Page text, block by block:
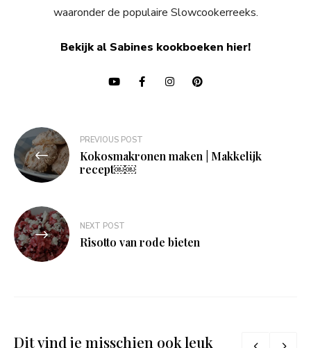
waaronder de populaire Slowcookerreeks.
Bekijk al Sabines kookboeken hier!
Bericht
navigatie
PREVIOUS POST
Kokosmakronen maken | Makkelijk
recept￼￼
NEXT POST
Risotto van rode bieten
Dit vind je misschien ook leuk